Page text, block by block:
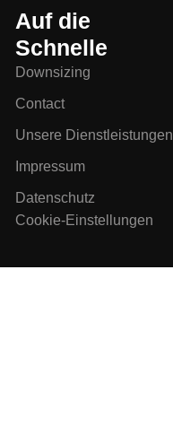
Auf die
Schnelle
Downsizing
Contact
Unsere Dienstleistungen
Impressum
Datenschutz
Cookie-Einstellungen